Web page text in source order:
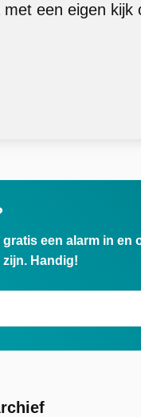
een eigen kijk
een alarm in en
Handig!